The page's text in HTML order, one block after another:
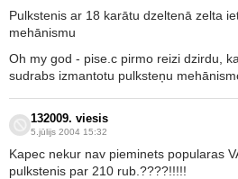
Pulkstenis ar 18 karātu dzeltenā zelta
mehānismu
Oh my god - pise.c pirmo reizi dzirdu, ka tik mīkstu metālu kā
sudrabs izmantotu pulksteņu
132009. viesis
5.jūlijs 2004 15:32
Kapec nekur nav pieminets popularas
pulkstenis par 210 rub.????!!!!!